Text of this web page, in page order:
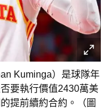
Kuminga）是球隊年
要執行價值2430萬美
提前續約合約。（圖